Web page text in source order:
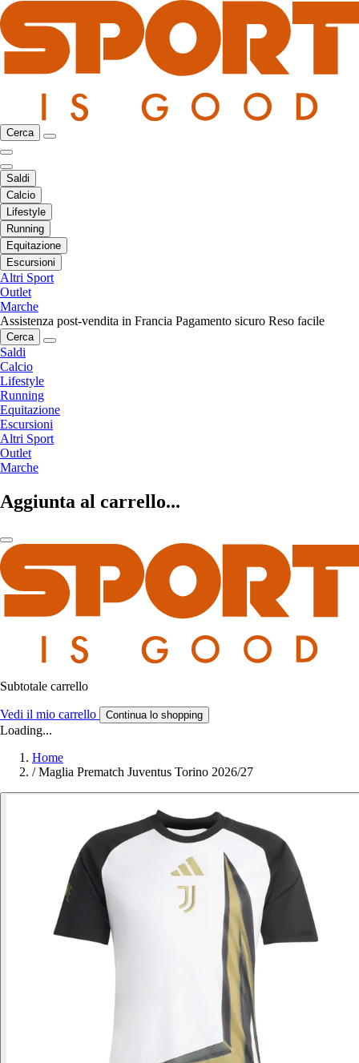
Cerca
Saldi
Calcio
Lifestyle
Running
Equitazione
Escursioni
Altri Sport
Outlet
Marche
Assistenza post-vendita in Francia Pagamento sicuro Reso facile
Cerca
Saldi
Calcio
Lifestyle
Running
Equitazione
Escursioni
Altri Sport
Outlet
Marche
Aggiunta al carrello...
Subtotale carrello
Vedi il mio carrello Continua lo shopping
Loading...
Home
/ Maglia Prematch Juventus Torino 2026/27